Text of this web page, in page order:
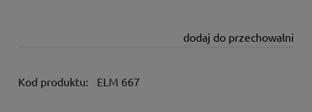
dodaj do przechowalni
Kod produktu: ELM 667